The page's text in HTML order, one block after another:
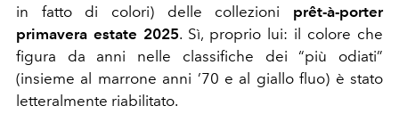
in fatto di colori) delle collezioni prêt-à-porter
primavera estate 2025. Sì, proprio lui: il colore che
figura da anni nelle classifiche dei “più odiati”
(insieme al marrone anni ’70 e al giallo fluo) è stato
letteralmente riabilitato.